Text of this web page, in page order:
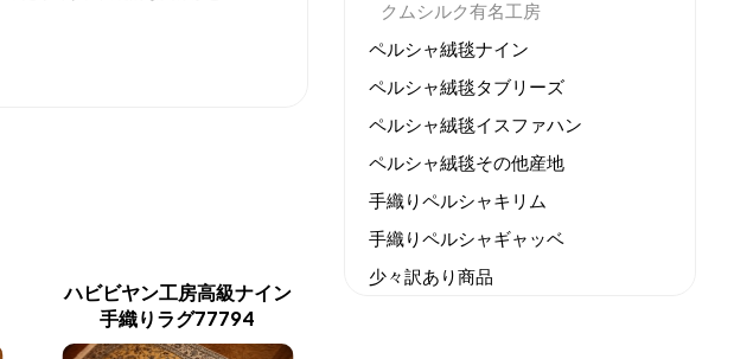
ハビビヤン工房高級ナイン
手織りラグ77794
シックなセンターラグ高級
クムシルク有名工房
ペルシャ絨毯ナイン
ペルシャ絨毯タブリーズ
ペルシャ絨毯イスファハン
ペルシャ絨毯その他産地
手織りペルシャキリム
手織りペルシャギャッベ
少々訳あり商品